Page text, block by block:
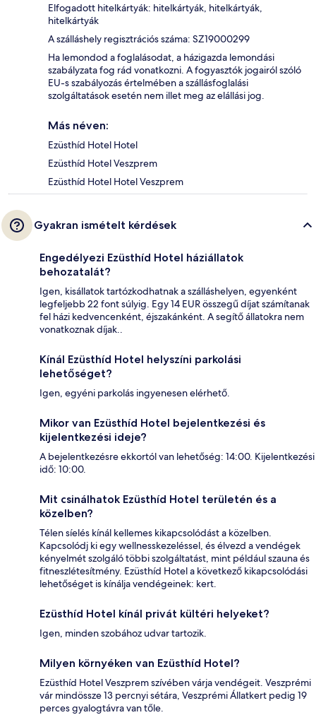
Elfogadott hitelkártyák: hitelkártyák, hitelkártyák,
hitelkártyák
A szálláshely regisztrációs száma: SZ19000299
Ha lemondod a foglalásodat, a házigazda lemondási
szabályzata fog rád vonatkozni. A fogyasztók jogairól szóló
EU-s szabályozás értelmében a szállásfoglalási
szolgáltatások esetén nem illet meg az elállási jog.
Más néven:
Ezüsthíd Hotel Hotel
Ezüsthíd Hotel Veszprem
Ezüsthíd Hotel Hotel Veszprem
Gyakran ismételt kérdések
Engedélyezi Ezüsthíd Hotel háziállatok
behozatalát?
Igen, kisállatok tartózkodhatnak a szálláshelyen, egyenként
legfeljebb 22 font súlyig. Egy 14 EUR összegű díjat számítanak
fel házi kedvencenként, éjszakánként. A segítő állatokra nem
vonatkoznak díjak..
Kínál Ezüsthíd Hotel helyszíni parkolási
lehetőséget?
Igen, egyéni parkolás ingyenesen elérhető.
Mikor van Ezüsthíd Hotel bejelentkezési és
kijelentkezési ideje?
A bejelentkezésre ekkortól van lehetőség: 14:00. Kijelentkezési
idő: 10:00.
Mit csinálhatok Ezüsthíd Hotel területén és a
közelben?
Télen síelés kínál kellemes kikapcsolódást a közelben.
Kapcsolódj ki egy wellnesskezeléssel, és élvezd a vendégek
kényelmét szolgáló többi szolgáltatást, mint például szauna és
fitneszlétesítmény. Ezüsthíd Hotel a következő kikapcsolódási
lehetőséget is kínálja vendégeinek: kert.
Ezüsthíd Hotel kínál privát kültéri helyeket?
Igen, minden szobához udvar tartozik.
Milyen környéken van Ezüsthíd Hotel?
Ezüsthíd Hotel Veszprem szívében várja vendégeit. Veszprémi
vár mindössze 13 percnyi sétára, Veszprémi Állatkert pedig 19
perces gyalogtávra van tőle.